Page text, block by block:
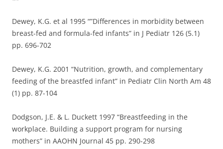
Dewey, K.G. et al 1995 “”Differences in morbidity between
breast-fed and formula-fed infants” in J Pediatr 126 (5.1)
pp. 696-702
Dewey, K.G. 2001 “Nutrition, growth, and complementary
feeding of the breastfed infant” in Pediatr Clin North Am 48
(1) pp. 87-104
Dodgson, J.E. & L. Duckett 1997 “Breastfeeding in the
workplace. Building a support program for nursing
mothers” in AAOHN Journal 45 pp. 290-298